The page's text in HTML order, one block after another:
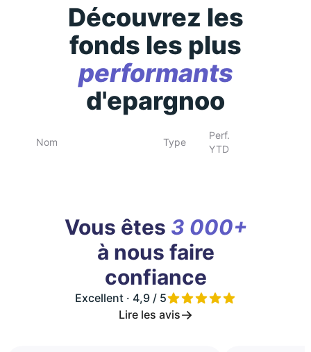
Découvrez les
fonds les plus
performants
d'epargnoo
Nom Type
Perf.
YTD
Vous êtes 3 000+
à nous faire
confiance
Excellent · 4,9 / 5
Lire les avis